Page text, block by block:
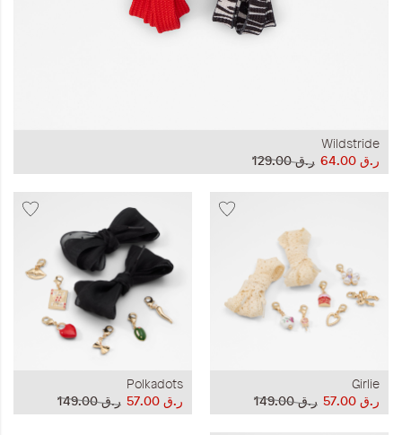
Leather Collection
Wildstride
ر.ق‏ 129.00
ر.ق‏ 64.00
Girlie
ر.ق‏ 149.00
ر.ق‏ 57.00
Polkadots
ر.ق‏ 149.00
ر.ق‏ 57.00